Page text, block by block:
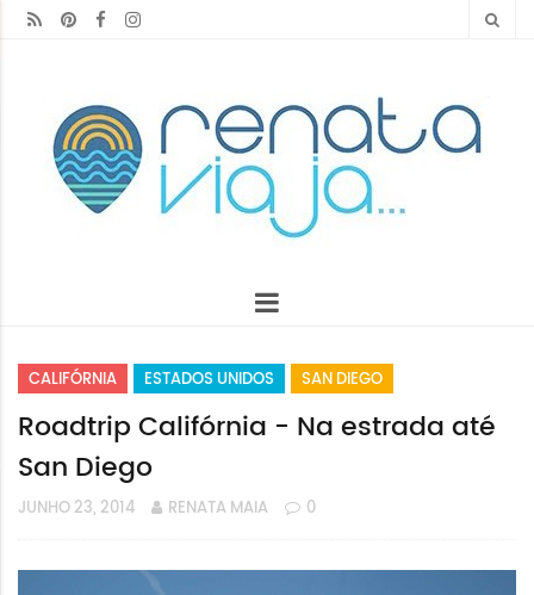
CALIFÓRNIA ESTADOS UNIDOS SAN DIEGO
Roadtrip Califórnia - Na estrada até
San Diego
JUNHO 23, 2014 RENATA MAIA 0